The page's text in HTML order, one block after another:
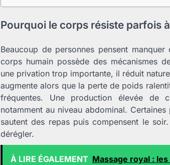
Pourquoi le corps résiste parfois
Beaucoup de personnes pensent
corps humain possède des mécanismes
une privation trop importante, il réduit
augmente alors que la perte de poids
fréquentes. Une production élevée de
notamment au niveau abdominal.
sautent des repas puis compensent le
dérégler.
À LIRE ÉGALEMENT Massage royal :